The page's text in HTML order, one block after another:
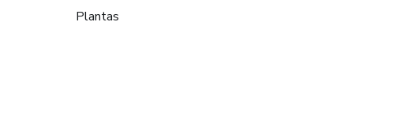
Plantas